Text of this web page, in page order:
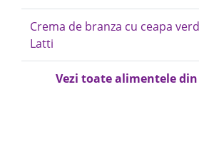
Crema de branza cu ceapa
Latti
Vezi toate alimentele